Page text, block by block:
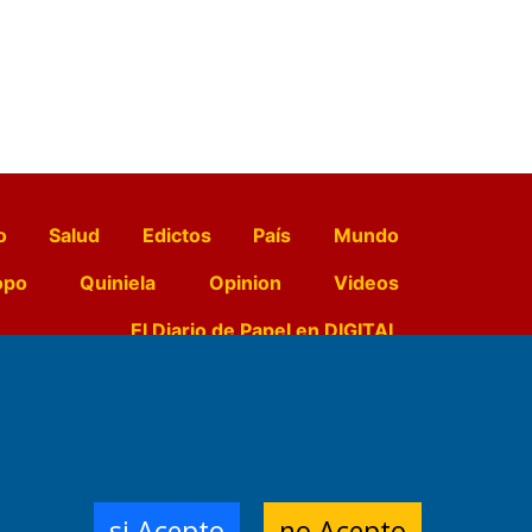
Salud Edictos País
Mundo
Quiniela Opinion
Videos
El Diario de Papel en DIGITAL